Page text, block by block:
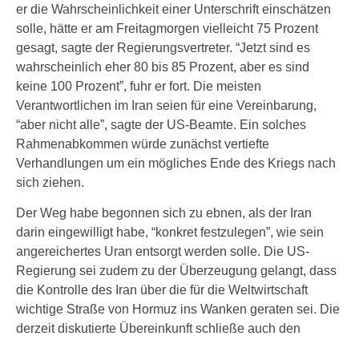
er die Wahrscheinlichkeit einer Unterschrift einschätzen
solle, hätte er am Freitagmorgen vielleicht 75 Prozent
gesagt, sagte der Regierungsvertreter. “Jetzt sind es
wahrscheinlich eher 80 bis 85 Prozent, aber es sind
keine 100 Prozent”, fuhr er fort. Die meisten
Verantwortlichen im Iran seien für eine Vereinbarung,
“aber nicht alle”, sagte der US-Beamte. Ein solches
Rahmenabkommen würde zunächst vertiefte
Verhandlungen um ein mögliches Ende des Kriegs nach
sich ziehen.
Der Weg habe begonnen sich zu ebnen, als der Iran
darin eingewilligt habe, “konkret festzulegen”, wie sein
angereichertes Uran entsorgt werden solle. Die US-
Regierung sei zudem zu der Überzeugung gelangt, dass
die Kontrolle des Iran über die für die Weltwirtschaft
wichtige Straße von Hormuz ins Wanken geraten sei. Die
derzeit diskutierte Übereinkunft schließe auch den